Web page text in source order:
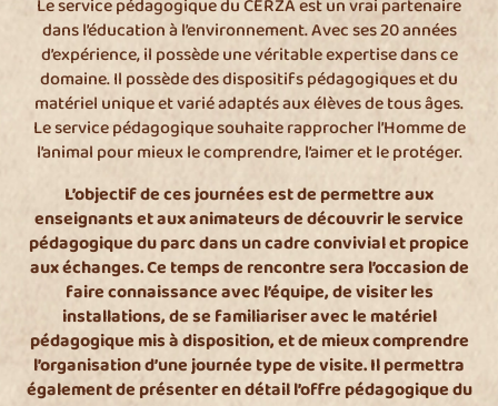
Le service pédagogique du CERZA est un vrai partenaire
dans l’éducation à l’environnement. Avec ses 20 années
d’expérience, il possède une véritable expertise dans ce
domaine. Il possède des dispositifs pédagogiques et du
matériel unique et varié adaptés aux élèves de tous âges.
Le service pédagogique souhaite rapprocher l’Homme de
l’animal pour mieux le comprendre, l’aimer et le protéger.
L’objectif de ces journées est de permettre aux
enseignants et aux animateurs de découvrir le service
pédagogique du parc dans un cadre convivial et propice
aux échanges. Ce temps de rencontre sera l’occasion de
faire connaissance avec l’équipe, de visiter les
installations, de se familiariser avec le matériel
pédagogique mis à disposition, et de mieux comprendre
l’organisation d’une journée type de visite. Il permettra
également de présenter en détail l’offre pédagogique du